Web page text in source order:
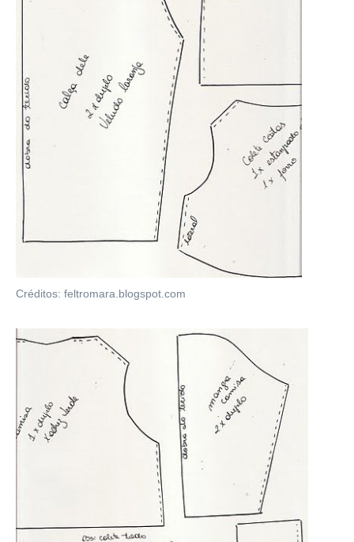
Créditos: feltromara.blogspot.com